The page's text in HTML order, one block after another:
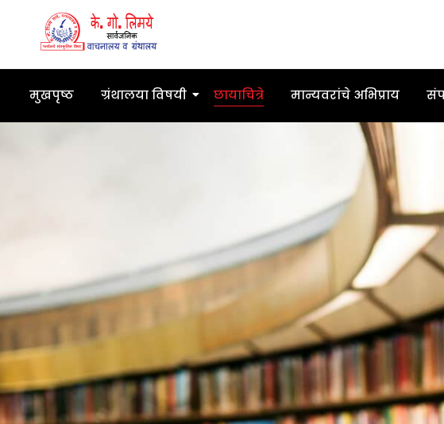
मुखपृष्ठ ग्रंथालया विषयी छायाचित्रे मान्यवरांचे अभिप्राय